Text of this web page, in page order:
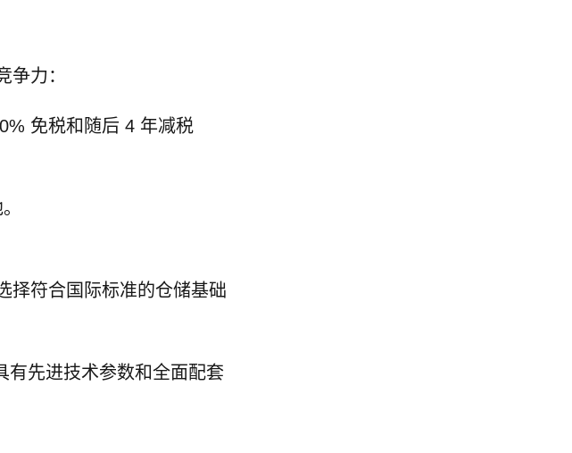
力：
免税和随后 4 年减税
择符合国际标准的仓储基础
有先进技术参数和全面配套